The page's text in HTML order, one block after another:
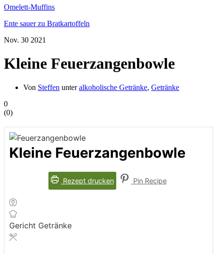
Omelett-Muffins
Ente sauer zu Bratkartoffeln
Nov. 30 2021
Kleine Feuerzangenbowle
Von Steffen unteralkoholische Getränke, Getränke
0
(0)
Kleine Feuerzangenbowle
Rezept drucken Pin Recipe
Gericht Getränke